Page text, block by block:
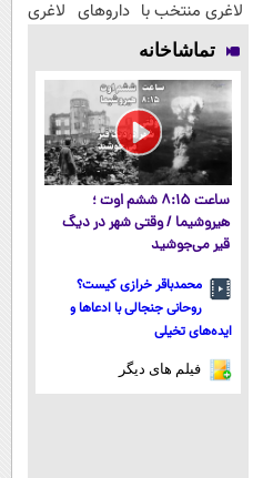
لاغری منتخب با
ارسال از
داروخانه
نزدیکت
داروهای لاغری
یخ!
تماشاخانه
ساعت ۸:۱۵ ششم اوت ؛
هیروشیما / وقتی شهر در دیگ
قیر می‌جوشید
محمدباقر خرازی کیست؟
روحانی جنجالی با ادعاها و
ایده‌های تخیلی
فیلم های دیگر